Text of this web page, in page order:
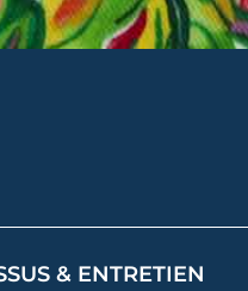
& ENTRETIEN